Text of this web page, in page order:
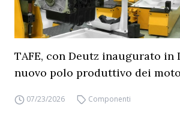
TAFE, con Deutz inaugurato in
nuovo polo produttivo dei
07/23/2026 Componenti